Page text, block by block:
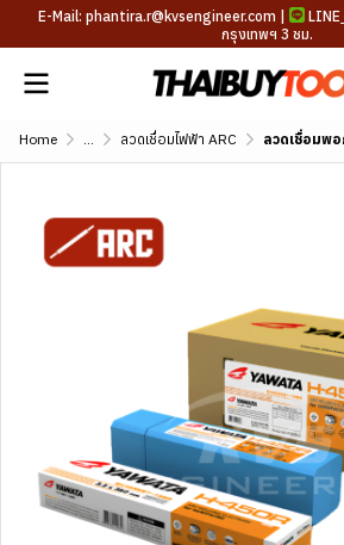
E-Mail: phantira.r@kvsengineer.com | LINE
กรุงเทพฯ 3 ชม.
Home ... ลวดเชื่อมไฟฟ้า ARC ลวดเชื่อมพอกผิวแข็